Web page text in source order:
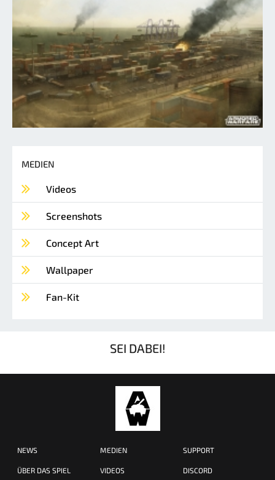
MEDIEN
Videos
Screenshots
Concept Art
Wallpaper
Fan-Kit
SEI DABEI!
NEWS
ÜBER DAS SPIEL
MEDIEN
VIDEOS
SUPPORT
DISCORD